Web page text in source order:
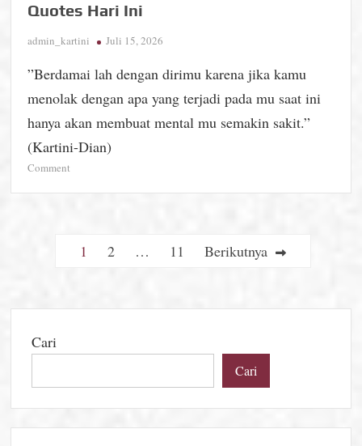
Quotes Hari Ini
admin_kartini Juli 15, 2026
”Berdamai lah dengan dirimu karena jika kamu
menolak dengan apa yang terjadi pada mu saat ini
hanya akan membuat mental mu semakin sakit.”
(Kartini-Dian)
Comment
Paginasi1 2 … 11 Berikutnya
Cari
Cari